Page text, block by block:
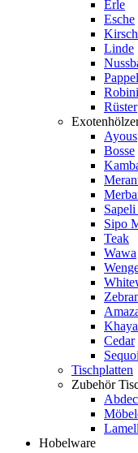
Erle
Esche
Linde
Pappel
Rüster
Ayous
Bosse
Sipo
Teak
Wawa
Cedar
Tischplatten
Zubehör
Hobelware